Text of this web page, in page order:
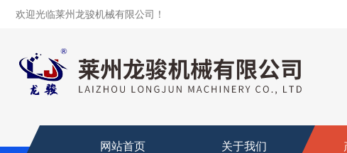
欢迎光临莱州龙骏机械有限公司！
网站首页 关于我们